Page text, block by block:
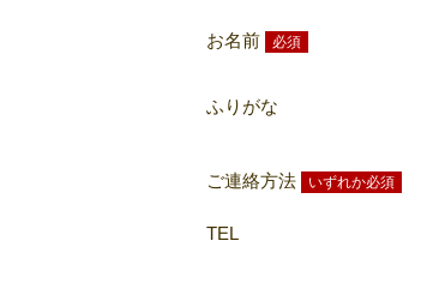
お名前 必須
ふりがな
ご連絡方法 いずれか必須
TEL